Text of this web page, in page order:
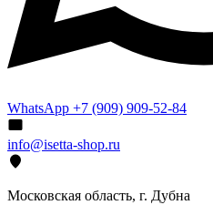
WhatsApp +7 (909) 909-52-84
info@isetta-shop.ru
Московская область, г. Дубна